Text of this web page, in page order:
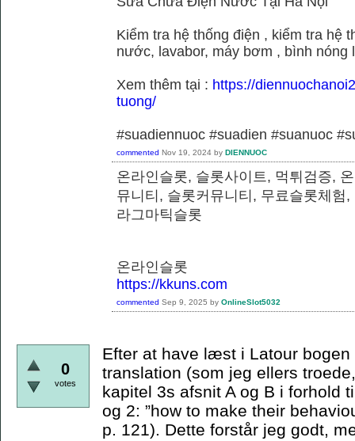
Kiểm tra hệ thống điện , kiểm tra hệ
nước, lavabor, máy bơm , bình nóng
Xem thêm tại : https://
tuong/
#suadiennuoc #suadien #suanuoc
commented Nov 19, 2024 by DIENNUOC
온라인슬롯, 슬롯사이트, 먹튀검증,
뮤니티, 슬롯커뮤니티, 무료슬롯체험
라그마틱슬롯
온라인슬롯
https://kkuns.com
commented Sep 9, 2025 by OnlineSlot5032
0
votes
Efter at have læst i Latour
translation (som jeg ellers
kapitel 3s afsnit A og B i forhold
og 2: ”how to make their
p. 121). Dette forstår jeg godt,